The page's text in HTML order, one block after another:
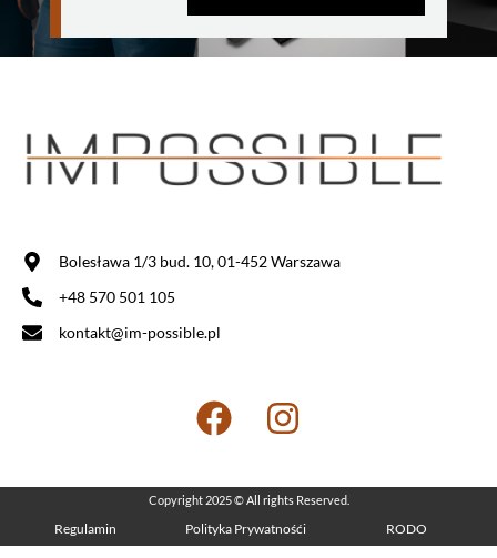
Bolesława 1/3 bud. 10, 01-452 Warszawa
+48 570 501 105
kontakt@im-possible.pl
Copyright 2025 © All rights Reserved.
Regulamin Polityka Prywatnośći RODO